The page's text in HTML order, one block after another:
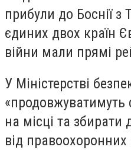
прибули до Боснії з
єдиних двох країн
війни мали прямі
У Міністерстві
«продовжуватимуть
на місці та
від